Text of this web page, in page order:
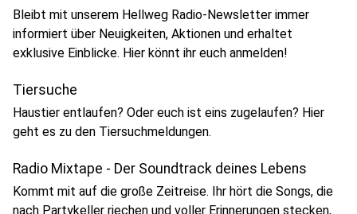
Bleibt mit unserem Hellweg Radio-Newsletter immer
informiert über Neuigkeiten, Aktionen und erhaltet
exklusive Einblicke. Hier könnt ihr euch anmelden!
Tiersuche
Haustier entlaufen? Oder euch ist eins zugelaufen? Hier
geht es zu den Tiersuchmeldungen.
Radio Mixtape - Der Soundtrack deines Lebens
Kommt mit auf die große Zeitreise. Ihr hört die Songs, die
nach Partykeller riechen und voller Erinnerungen stecken,